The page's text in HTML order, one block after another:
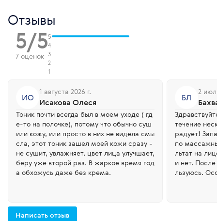
Отзывы
5/5
7 оценок
5
4
3
2
1
ИО
1 августа 2026 г.
Исакова Олеся
Тоник почти всегда был в моем уходе ( гд
е-то на полочке), потому что обычно суш
или кожу, или просто в них не видела смы
сла, этот тоник зашел моей кожи сразу -
не сушит, увлажняет, цвет лица улучшает,
беру уже второй раз. В жаркое время год
а обхожусь даже без крема.
БЛ
2
течение
радует!
по
льтат на
и нет.
льзуюсь.
Написать отзыв